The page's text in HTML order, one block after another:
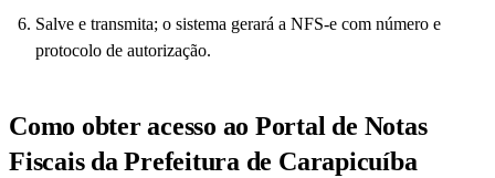
Salve e transmita; o sistema gerará a NFS-e com número e
protocolo de autorização.
Como obter acesso ao Portal de Notas
Fiscais da Prefeitura de Carapicuíba